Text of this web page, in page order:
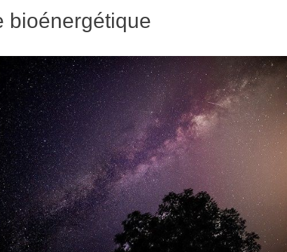
bioénergétique